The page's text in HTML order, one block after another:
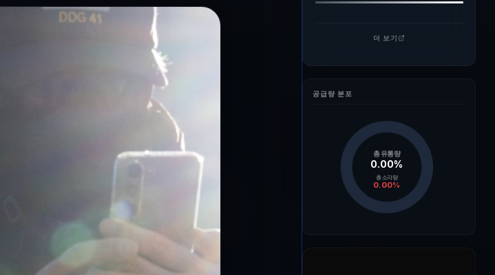
더 보기
공급량 분포
총 유통량
0.00%
총 소각량
0.00%